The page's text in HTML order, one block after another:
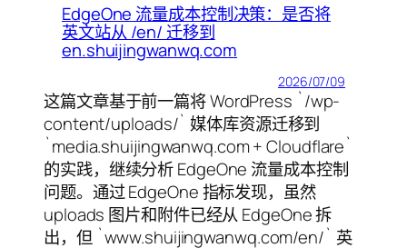
EdgeOne 流量成本控制决策：是否将
英文站从 /en/ 迁移到
en.shuijingwanwq.com
2026/07/09
这篇文章基于前一篇将 WordPress `/wp-
content/uploads/` 媒体库资源迁移到
`media.shuijingwanwq.com + Cloudflare`
的实践，继续分析 EdgeOne 流量成本控制
问题。通过 EdgeOne 指标发现，虽然
uploads 图片和附件已经从 EdgeOne 拆
出，但 `www.shuijingwanwq.com/en/` 英